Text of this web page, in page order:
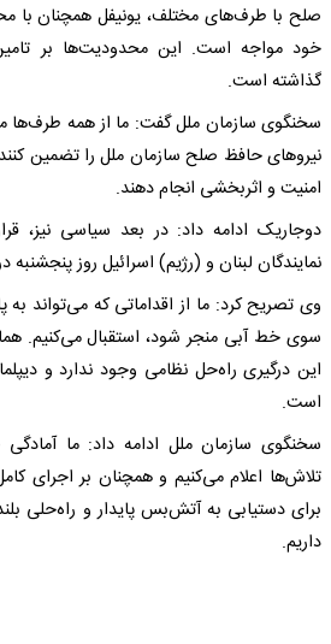
صلح با طرف‌های مختلف، یونیفل همچنان با
خود مواجه است. این محدودیت‌ها بر
گذاشته است.
سخنگوی سازمان ملل گفت: ما از همه طرف‌ها
نیروهای حافظ صلح سازمان ملل را تضمین کنند
امنیت و اثربخشی انجام دهند.
دوجاریک ادامه داد: در بعد سیاسی
نمایندگان لبنان و (رژیم) اسرائیل روز پنجشنبه
وی تصریح کرد: ما از اقداماتی که می‌تواند به
سوی خط آبی منجر شود، استقبال می‌کنیم.
این درگیری راه‌حل نظامی وجود ندارد و
است.
سخنگوی سازمان ملل ادامه داد: ما
برای دستیابی به آتش‌بس پایدار و راه‌حلی
داریم.